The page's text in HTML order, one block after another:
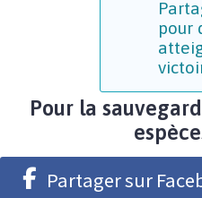
pour
Pour la
Partager sur